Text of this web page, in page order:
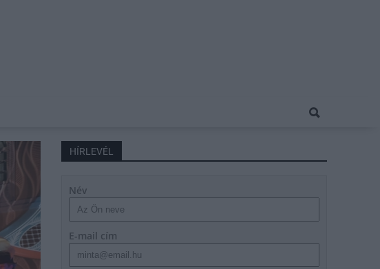
HÍRLEVÉL
Név
E-mail cím